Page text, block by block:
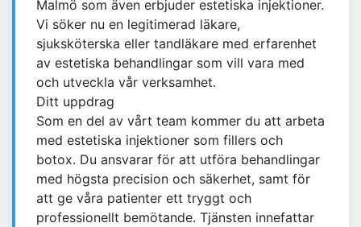
Malmö som även erbjuder estetiska injektioner.
Vi söker nu en legitimerad läkare,
sjuksköterska eller tandläkare med erfarenhet
av estetiska behandlingar som vill vara med
och utveckla vår verksamhet.
Ditt uppdrag
Som en del av vårt team kommer du att arbeta
med estetiska injektioner som fillers och
botox. Du ansvarar för att utföra behandlingar
med högsta precision och säkerhet, samt för
att ge våra patienter ett tryggt och
professionellt bemötande. Tjänsten innefattar